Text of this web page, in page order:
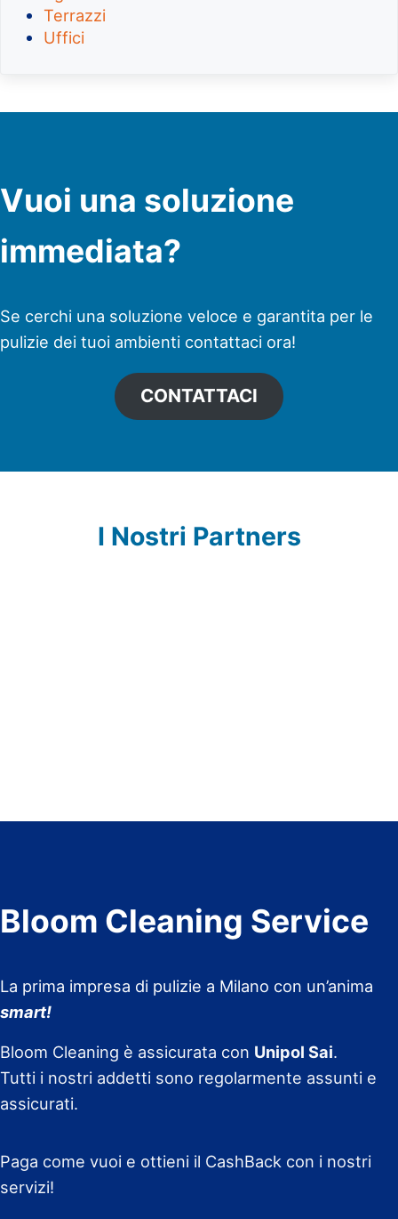
Terrazzi
Uffici
Vuoi una soluzione
immediata?
Se cerchi una soluzione veloce e garantita per le
pulizie dei tuoi ambienti contattaci ora!
CONTATTACI
I Nostri Partners
Bloom Cleaning Service
La prima impresa di pulizie a Milano con un’anima
smart!
Bloom Cleaning è assicurata con Unipol Sai.
Tutti i nostri addetti sono regolarmente assunti e
assicurati.
Paga come vuoi e ottieni il CashBack con i nostri
servizi!